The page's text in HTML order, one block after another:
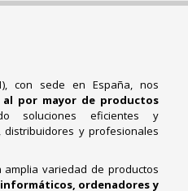
con sede en España, nos
al por mayor de productos
soluciones eficientes y
distribuidores y profesionales
variedad de productos
ordenadores y